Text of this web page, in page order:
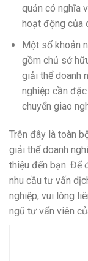
quản có nghĩa
hoạt động của
Một số khoản
gồm chủ sở
giải thể doanh
nghiệp cần
chuyển giao
Trên đây là toàn
giải thể doanh
thiệu đến bạn. Để
nhu cầu tư vấn
nghiệp, vui lòng
ngũ tư vấn viên